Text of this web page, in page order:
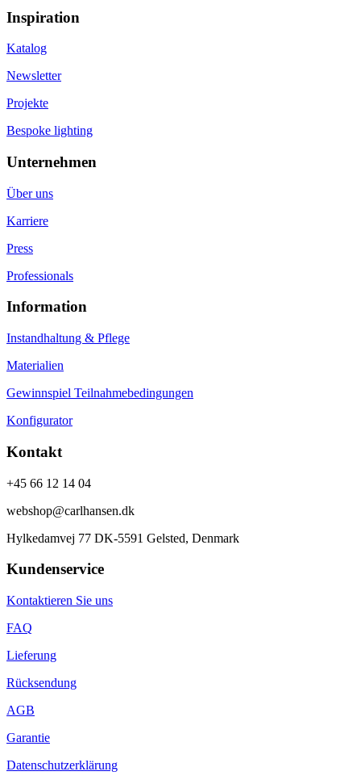
Inspiration
Katalog
Newsletter
Projekte
Bespoke lighting
Unternehmen
Über uns
Karriere
Press
Professionals
Information
Instandhaltung & Pflege
Materialien
Gewinnspiel Teilnahmebedingungen
Konfigurator
Kontakt
+45 66 12 14 04
webshop@carlhansen.dk
Hylkedamvej 77 DK-5591 Gelsted, Denmark
Kundenservice
Kontaktieren Sie uns
FAQ
Lieferung
Rücksendung
AGB
Garantie
Datenschutzerklärung